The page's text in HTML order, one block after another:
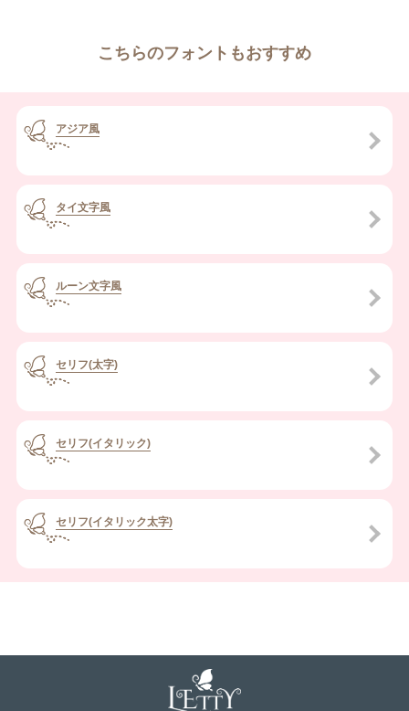
こちらのフォントもおすすめ
アジア風
タイ文字風
ルーン文字風
セリフ(太字)
セリフ(イタリック)
セリフ(イタリック太字)